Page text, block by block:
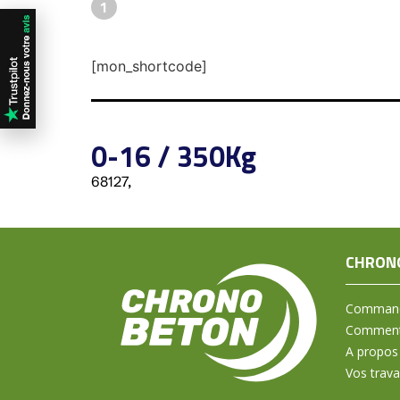
1
[mon_shortcode]
0-16 / 350Kg
68127,
A propos
Vos